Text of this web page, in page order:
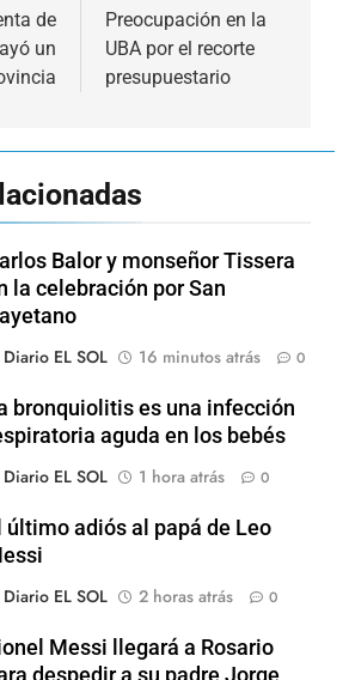
de
un
Preocupación en la
UBA por el recorte
presupuestario
Balor y monseñor Tissera
la celebración por San
Diario EL SOL
16 minutos atrás 0
bronquiolitis es una infección
aguda en los bebés
Diario EL SOL
1 hora atrás 0
último adiós al papá de Leo
Diario EL SOL
2 horas atrás 0
Messi llegará a Rosario
despedir a su padre Jorge